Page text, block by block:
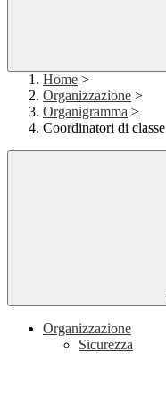
Home >
Organizzazione >
Organigramma >
Coordinatori di classe
Organizzazione
Sicurezza